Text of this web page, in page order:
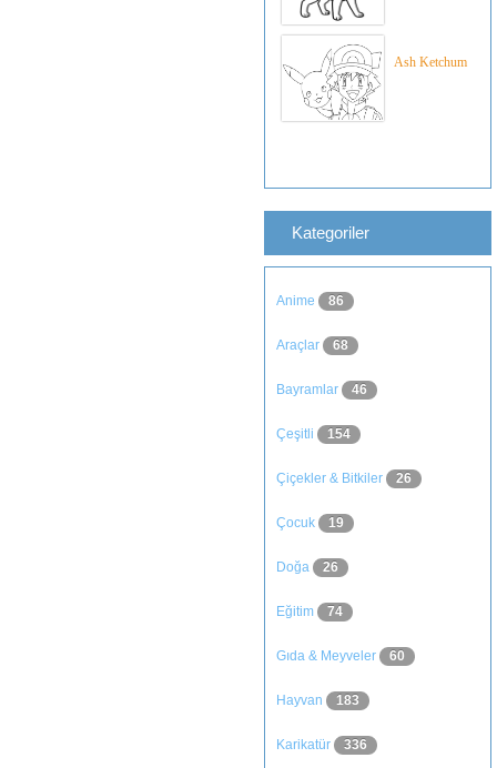
Ash Ketchum
Kategoriler
Anime 86
Araçlar 68
Bayramlar 46
Çeşitli 154
Çiçekler & Bitkiler 26
Çocuk 19
Doğa 26
Eğitim 74
Gıda & Meyveler 60
Hayvan 183
Karikatür 336